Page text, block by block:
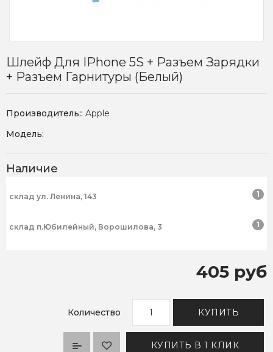
Шлейф Для IPhone 5S + Разъем Зарядки
+ Разъем Гарнитуры (белый)
Производитель:: Apple
Модель:
Наличие
склад ул. Ленина, 143 1
склад п.Юбилейный, Ворошилова, 3 1
405 руб
Количество КУПИТЬ
КУПИТЬ В 1 КЛИК